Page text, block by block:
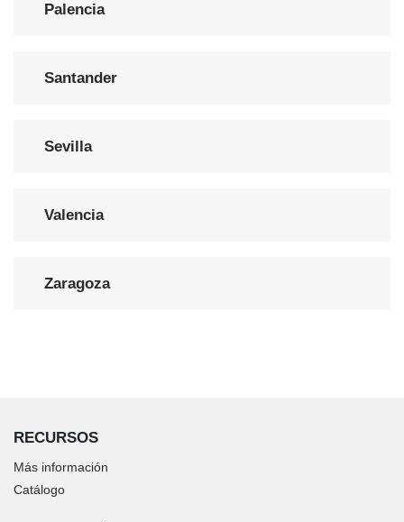
Palencia
Santander
Sevilla
Valencia
Zaragoza
RECURSOS
Más información
Catálogo